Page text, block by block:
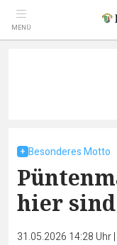
MENÜ
Besonderes Motto
hier
31.05.2026 14:28 Uhr|